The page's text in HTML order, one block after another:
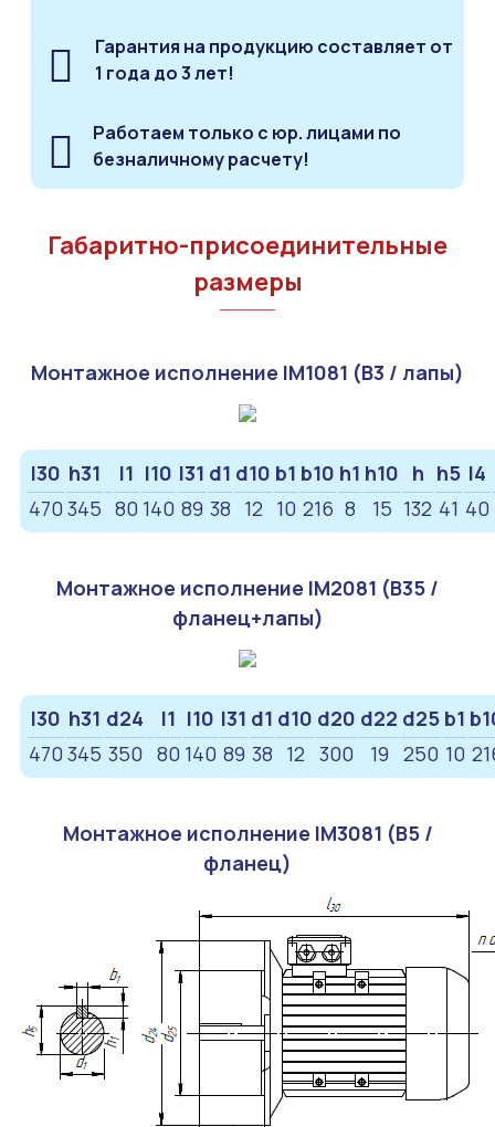
Гарантия на продукцию составляет от
1 года до 3 лет!
Работаем только с юр. лицами по
безналичному расчету!
Габаритно-присоединительные
размеры
Монтажное исполнение IM1081 (B3 / лапы)
l30 h31 l1 l10 l31 d1 d10 b1 b10 h1 h10 h h5 l4
470 345 80 140 89 38 12 10 216 8 15 132 41 40
Монтажное исполнение IM2081 (B35 /
фланец+лапы)
l30 h31 d24 l1 l10 l31 d1 d10 d20 d22 d25 b1
470 345 350 80 140 89 38 12 300 19 250 10
Монтажное исполнение IM3081 (B5 /
фланец)